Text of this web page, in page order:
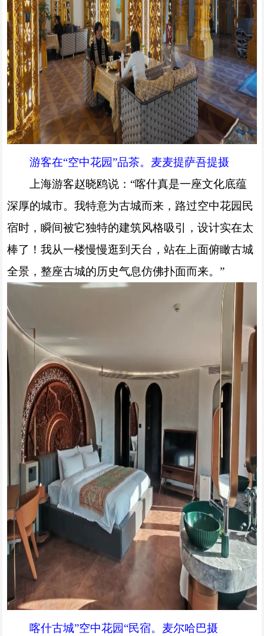
游客在“空中花园”品茶。麦麦提萨吾提摄
上海游客赵晓鸥说：“喀什真是一座文化底蕴
深厚的城市。我特意为古城而来，路过空中花园民
宿时，瞬间被它独特的建筑风格吸引，设计实在太
棒了！我从一楼慢慢逛到天台，站在上面俯瞰古城
全景，整座古城的历史气息仿佛扑面而来。”
喀什古城”空中花园“民宿。麦尔哈巴摄